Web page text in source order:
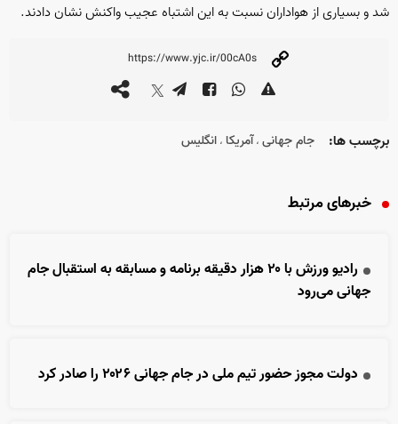
شد و بسیاری از هواداران نسبت به این اشتباه عجیب واکنش نشان دادند.
برچسب ها: جام جهانی ، آمریکا ، انگلیس
خبرهای مرتبط
رادیو ورزش با ۲۰ هزار دقیقه برنامه و مسابقه به استقبال جام
جهانی می‌رود
دولت مجوز حضور تیم ملی در جام جهانی ۲۰۲۶ را صادر کرد